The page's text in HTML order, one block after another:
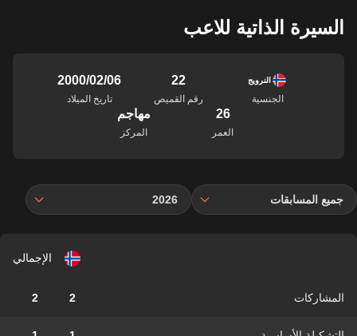
السيرة الذاتية للاعب
النرويج
الجنسية
22
رقم القميص
06‏/02‏/2000
تاريخ الميلاد
26
العمر
مهاجم
المركز
جميع المسابقات 2026
الإجمالي
المشاركات 2
2